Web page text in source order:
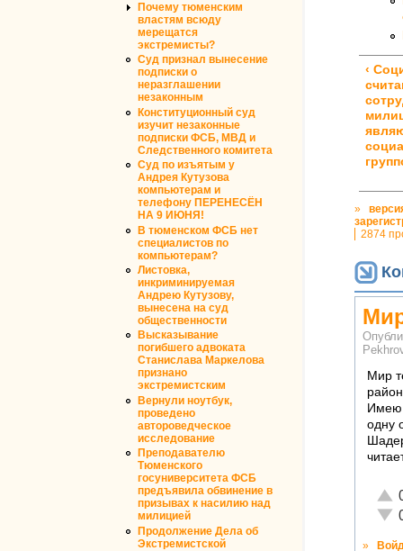
Почему тюменским
властям всюду
мерещатся
экстремисты?
Суд признал вынесение
подписки о
неразглашении
незаконным
Конституционный суд
изучит незаконные
подписки ФСБ, МВД и
Следственного комитета
Суд по изъятым у
Андрея Кутузова
компьютерам и
телефону ПЕРЕНЕСЁН
НА 9 ИЮНЯ!
В тюменском ФСБ нет
специалистов по
компьютерам?
Листовка,
инкриминируемая
Андрею Кутузову,
вынесена на суд
общественности
Высказывание
погибшего адвоката
Станислава Маркелова
признано
экстремистским
Вернули ноутбук,
проведено
автороведческое
исследование
Преподавателю
Тюменского
госуниверситета ФСБ
предъявила обвинение в
призывах к насилию над
милицией
Продолжение Дела об
Экстремистской
‹
»
2874
Мир
Имею
одну
»